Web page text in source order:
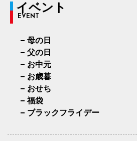
イベント
EVENT
母の日
父の日
お中元
お歳暮
おせち
福袋
ブラックフライデー